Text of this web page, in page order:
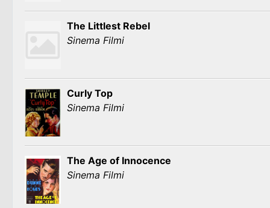
The Littlest Rebel
Sinema Filmi
Curly Top
Sinema Filmi
The Age of Innocence
Sinema Filmi